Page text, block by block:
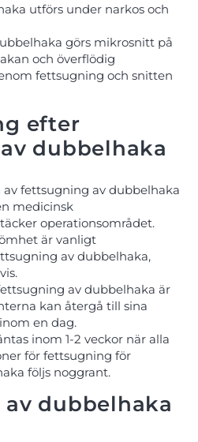
utförs under narkos och
görs mikrosnitt på
och överflödig
fettsugning och snitten
efter
dubbelhaka
fettsugning av dubbelhaka
medicinsk
operationsområdet.
är vanligt
av dubbelhaka,
av dubbelhaka är
kan återgå till sina
en dag.
inom 1-2 veckor när alla
för fettsugning för
följs noggrant.
dubbelhaka